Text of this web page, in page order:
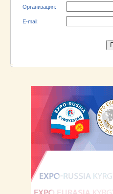
Организация:
E-mail: